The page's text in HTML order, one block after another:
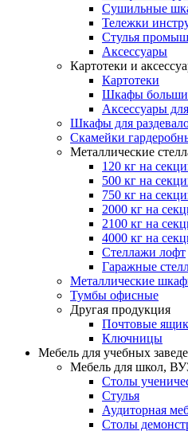
Сушильные
Тележки
Стулья
Аксессуары
Картотеки и
Картотеки
Шкафы
Аксессуары
Шкафы для
Скамейки
Металлические
120 кг на
500 кг на
750 кг на
2000 кг на
2100 кг на
4000 кг на
Стеллажи лофт
Гаражные
Металлические
Тумбы офисные
Другая продукция
Почтовые
Ключницы
Мебель для учебных
Мебель для школ,
Столы
Стулья
Аудиторная
Столы